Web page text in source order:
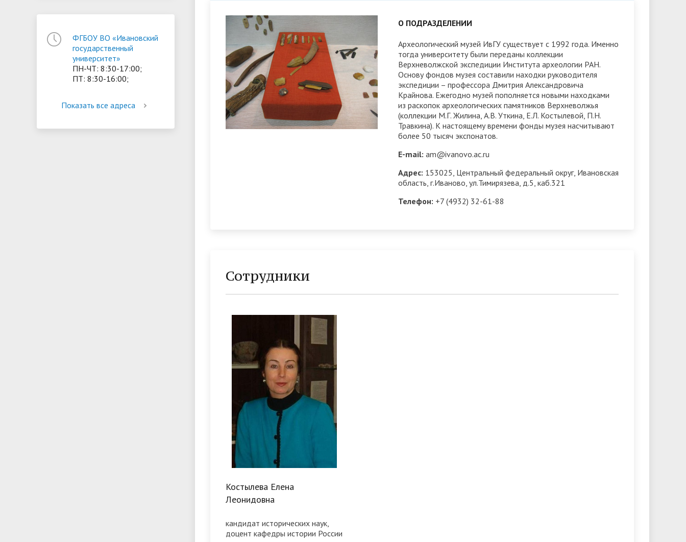
университет»
• Конкурсы на замещение
должностей
• Брендбук • Вход в систему ЭИОС
• Центр тестирования
иностранных граждан ИвГУ
• Координационный центр ИвГУ
• Вход в корпоративную почту
• Федеральный проект
«Содействие занятости»
• Совет ректоров
• Олимпиада "Большие надежды
малых городов"
ориентации и содействия
трудоустройству выпускников
«Карьера»
• Дистанционные занятия для
иностранных студентов
финансового просвещения ИвГУ
• Платные образовательные услуги
Доступная среда
обучающихся
• Платные образовательные услуги
• Финансово-хозяйственная
(перевода)
• Абитуриенту
• Международное сотрудничество
• Внутренняя система оценки
качества образования
• Руководство
• Педагогический состав
• Организация питания в
ФГБОУ ВО «Ивановский
государственный
университет»
ПН-ЧТ: 8:30-17:00;
ПТ: 8:30-16:00;
Показать все адреса
О ПОДРАЗДЕЛЕНИИ
Археологический музей ИвГУ существует с 1992 года. Именно
тогда университету были переданы коллекции
Верхневолжской экспедиции Института археологии РАН.
Основу фондов музея составили находки руководителя
экспедиции – профессора Дмитрия Александровича
Крайнова. Ежегодно музей пополняется новыми находками
из раскопок археологических памятников Верхневолжья
(коллекции М.Г. Жилина, А.В. Уткина, Е.Л. Костылевой, П.Н.
Травкина). К настоящему времени фонды музея насчитывают
более 50 тысяч экспонатов.
E-mail: am@ivanovo.ac.ru
Адрес: 153025, Центральный федеральный округ, Ивановская
область, г.Иваново, ул.Тимирязева, д.5, каб.321
Телефон: +7 (4932) 32-61-88
Сотрудники
Костылева Елена
Леонидовна
кандидат исторических наук,
доцент кафедры истории России